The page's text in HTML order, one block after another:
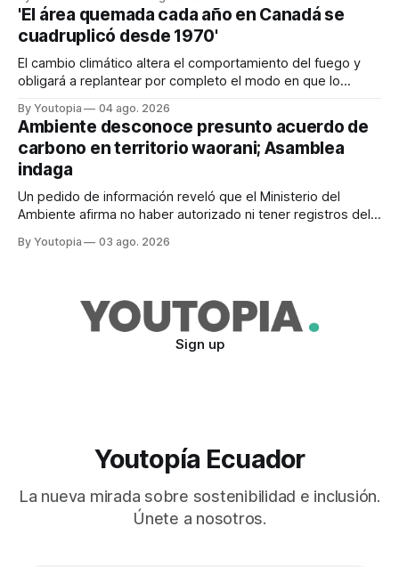
'El área quemada cada año en Canadá se
cuadruplicó desde 1970'
El cambio climático altera el comportamiento del fuego y
obligará a replantear por completo el modo en que lo
By Youtopia 04 ago. 2026
Ambiente desconoce presunto acuerdo de
carbono en territorio waorani; Asamblea
indaga
Un pedido de información reveló que el Ministerio del
Ambiente afirma no haber autorizado ni tener registros del
By Youtopia 03 ago. 2026
Sign up
Youtopía Ecuador
La nueva mirada sobre sostenibilidad e inclusión.
Únete a nosotros.